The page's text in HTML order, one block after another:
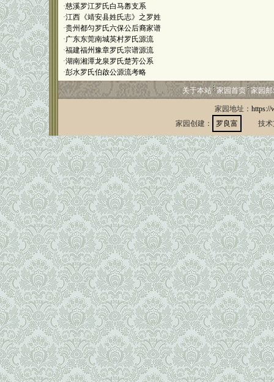
·慈溪罗江罗氏白马嶴支系
·江西《靖安县姓氏志》之罗姓
·贵州都匀罗氏六保公后裔家谱
·广东东莞南城英村罗氏源流
·福建福州豫章罗氏宗谱源流
·湖南湘潭龙泉罗氏楚芳公系
·彭水罗氏伯啟公源流考略
关于本站 家园首页 家园
家园地址： https://
家园创建：
罗良富 技术